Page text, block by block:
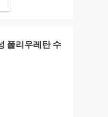
폴리우레탄 수